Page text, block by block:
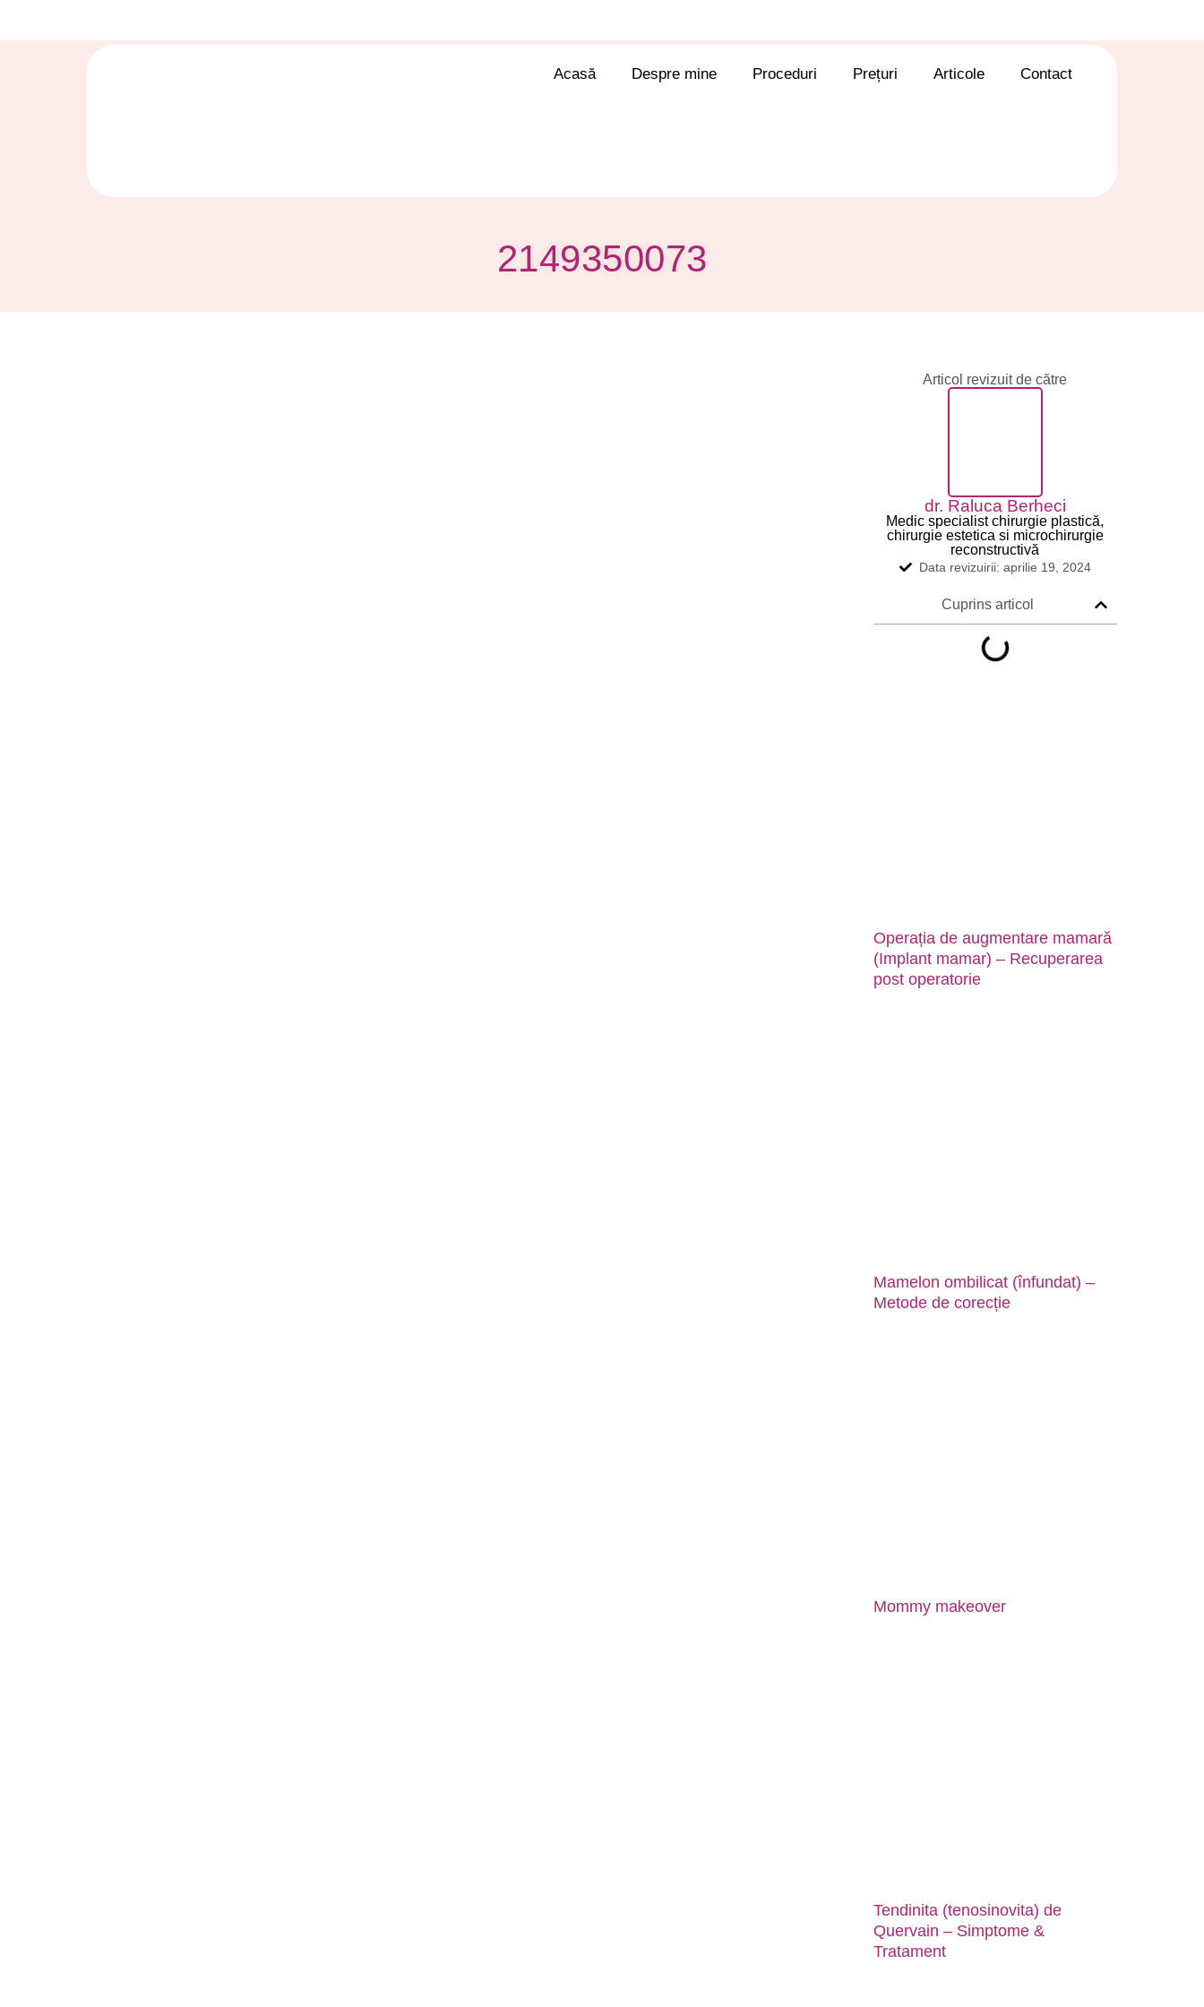
Acasă Despre mine Proceduri Prețuri Articole Contact
2149350073
Articol revizuit de către
dr. Raluca Berheci
Medic specialist chirurgie plastică,
chirurgie estetica si microchirurgie
reconstructivă
Data revizuirii: aprilie 19, 2024
Cuprins articol
Operația de augmentare mamară
(Implant mamar) – Recuperarea
post operatorie
Mamelon ombilicat (înfundat) –
Metode de corecție
Mommy makeover
Tendinita (tenosinovita) de
Quervain – Simptome &
Tratament